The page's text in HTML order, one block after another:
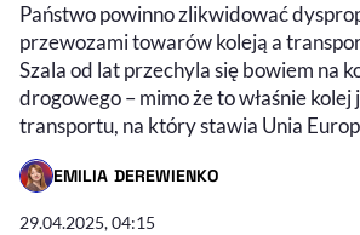
Państwo powinno zlikwidować
przewozami towarów koleją a
Szala od lat przechyla się bowiem na
drogowego – mimo że to właśnie
transportu, na który stawia Unia
EMILIA DEREWIENKO
- AUTOR ARTYKUŁU - PROFIL
29.04.2025, 04:15